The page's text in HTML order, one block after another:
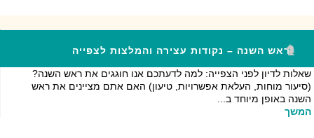
ראש השנה – נקודות עצירה והמלצות לצפייה
שאלות לדיון לפני הצפייה: למה לדעתכם אנו חוגגים את ראש השנה?
(סיעור מוחות, העלאת אפשרויות, טיעון) האם אתם מציינים את ראש
השנה באופן מיוחד ב...
המשך